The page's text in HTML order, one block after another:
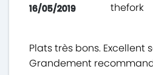
16/05/2019 thefork
Plats très bons. Excellent
Grandement